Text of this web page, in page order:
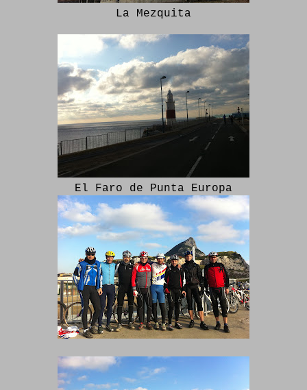
La Mezquita
El Faro de Punta Europa